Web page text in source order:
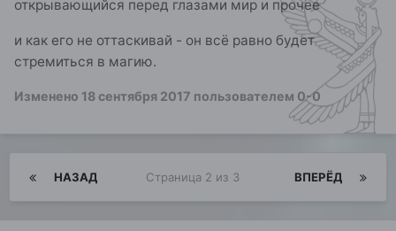
открывающийся перед глазами мир и прочее
и как его не оттаскивай - он всё равно будет
стремиться в магию.
Изменено 18 сентября 2017 пользователем 0-0
НАЗАД ВПЕРЁД
Страница 2 из 3